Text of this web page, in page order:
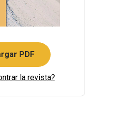
PDF
la revista?